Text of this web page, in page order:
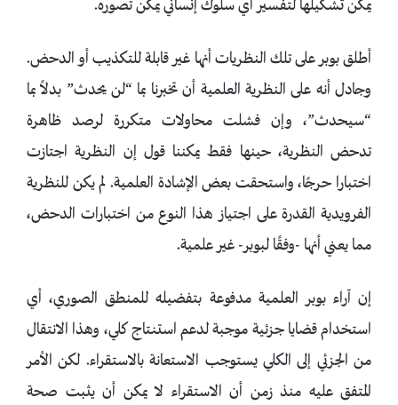
يمكن تشكيلها لتفسير أي سلوك إنساني يمكن تصوره.
أطلق بوبر على تلك النظريات أنها غير قابلة للتكذيب أو الدحض.
وجادل أنه على النظرية العلمية أن تخبرنا بما “لن يحدث” بدلاً بما
“سيحدث”، وإن فشلت محاولات متكررة لرصد ظاهرة
تدحض النظرية، حينها فقط يمكننا قول إن النظرية اجتازت
اختبارا حرجًا، واستحقت بعض الإشادة العلمية. لم يكن للنظرية
الفرويدية القدرة على اجتياز هذا النوع من اختبارات الدحض،
مما يعني أنها -وفقًا لبوبر- غير علمية.
إن آراء بوبر العلمية مدفوعة بتفضيله للمنطق الصوري، أي
استخدام قضايا جزئية موجبة لدعم استنتاج كلي، وهذا الانتقال
من الجزئي إلى الكلي يستوجب الاستعانة بالاستقراء. لكن الأمر
المتفق عليه منذ زمن أن الاستقراء لا يمكن أن يثبت صحة